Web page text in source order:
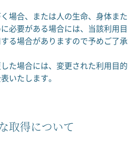
場合、または人の生命、身体また
必要がある場合には、当該利用目
る場合がありますので予めご了承
た場合には、変更された利用目的
いたします。
取得について